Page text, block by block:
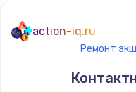
action-iq.ru
Ремонт